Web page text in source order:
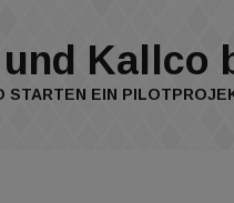
Kallco
STARTEN EIN